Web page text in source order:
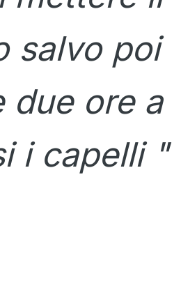
salvo poi
due ore a
i capelli "